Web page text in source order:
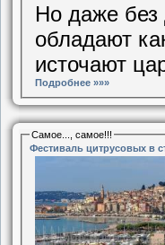
Но даже без
обладают
источают
Подробнее »»»
Самое..., самое!!!
Фестиваль цитрусовых в